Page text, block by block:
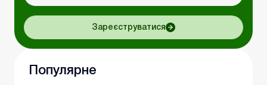
Зареєструватися
Популярне